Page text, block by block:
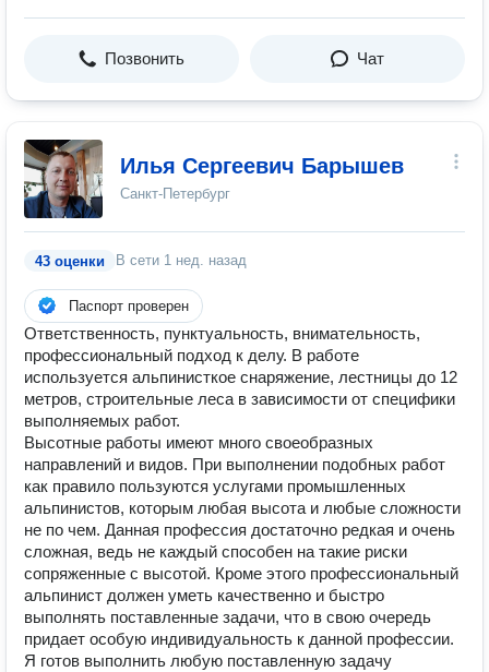
Позвонить Чат
Илья Сергеевич Барышев
Санкт-Петербург
43 оценки В сети 1 нед. назад
Паспорт проверен
Ответственность, пунктуальность, внимательность,
профессиональный подход к делу. В работе
используется альпинисткое снаряжение, лестницы до 12
метров, строительные леса в зависимости от специфики
выполняемых работ.
Высотные работы имеют много своеобразных
направлений и видов. При выполнении подобных работ
как правило пользуются услугами промышленных
альпинистов, которым любая высота и любые сложности
не по чем. Данная профессия достаточно редкая и очень
сложная, ведь не каждый способен на такие риски
сопряженные с высотой. Кроме этого профессиональный
альпинист должен уметь качественно и быстро
выполнять поставленные задачи, что в свою очередь
придает особую индивидуальность к данной профессии.
Я готов выполнить любую поставленную задачу